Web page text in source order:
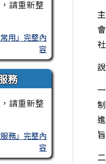
請重新整
用」完整內
容
務
請重新整
務」完整內
容